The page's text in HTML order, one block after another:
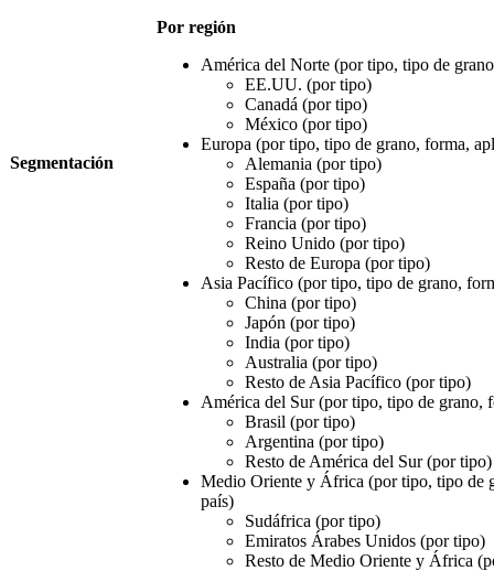
Segmentación
Por región
América del Norte (por tipo, tipo de
EE.UU. (por tipo)
Canadá (por tipo)
México (por tipo)
Europa (por tipo, tipo de grano, forma,
Alemania (por tipo)
España (por tipo)
Italia (por tipo)
Francia (por tipo)
Reino Unido (por tipo)
Resto de Europa (por tipo)
Asia Pacífico (por tipo, tipo de grano,
China (por tipo)
Japón (por tipo)
India (por tipo)
Australia (por tipo)
Resto de Asia Pacífico (por tipo)
América del Sur (por tipo, tipo de grano,
Brasil (por tipo)
Argentina (por tipo)
Resto de América del Sur (por tipo)
Medio Oriente y África (por tipo, tipo de
país)
Sudáfrica (por tipo)
Emiratos Árabes Unidos (por tipo)
Resto de Medio Oriente y África